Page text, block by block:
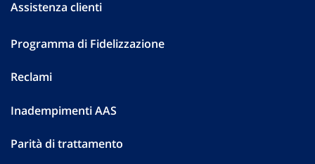
Assistenza clienti
Programma di Fidelizzazione
Reclami
Inadempimenti AAS
Parità di trattamento